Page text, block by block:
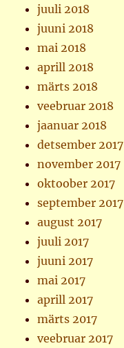
juuli 2018
juuni 2018
mai 2018
aprill 2018
märts 2018
veebruar 2018
jaanuar 2018
detsember 2017
november 2017
oktoober 2017
september 2017
august 2017
juuli 2017
juuni 2017
mai 2017
aprill 2017
märts 2017
veebruar 2017